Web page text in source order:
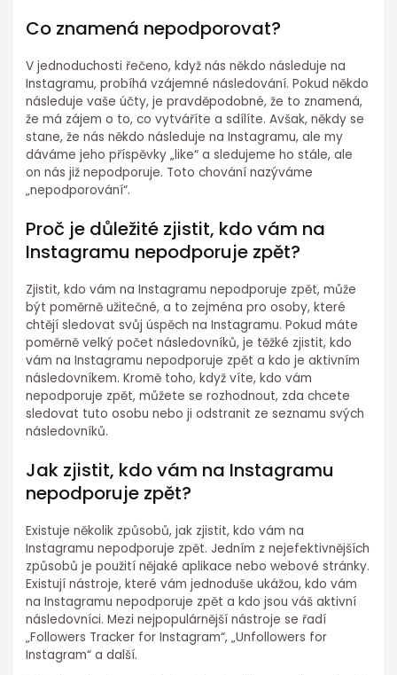
Co znamená nepodporovat?
V jednoduchosti řečeno, když nás někdo následuje na
Instagramu, probíhá vzájemné následování. Pokud někdo
následuje vaše účty, je pravděpodobné, že to znamená,
že má zájem o to, co vytváříte a sdílíte. Avšak, někdy se
stane, že nás někdo následuje na Instagramu, ale my
dáváme jeho příspěvky „like“ a sledujeme ho stále, ale
on nás již nepodporuje. Toto chování nazýváme
„nepodporování“.
Proč je důležité zjistit, kdo vám na
Instagramu nepodporuje zpět?
Zjistit, kdo vám na Instagramu nepodporuje zpět, může
být poměrně užitečné, a to zejména pro osoby, které
chtějí sledovat svůj úspěch na Instagramu. Pokud máte
poměrně velký počet následovníků, je těžké zjistit, kdo
vám na Instagramu nepodporuje zpět a kdo je aktivním
následovníkem. Kromě toho, když víte, kdo vám
nepodporuje zpět, můžete se rozhodnout, zda chcete
sledovat tuto osobu nebo ji odstranit ze seznamu svých
následovníků.
Jak zjistit, kdo vám na Instagramu
nepodporuje zpět?
Existuje několik způsobů, jak zjistit, kdo vám na
Instagramu nepodporuje zpět. Jedním z nejefektivnějších
způsobů je použití nějaké aplikace nebo webové stránky.
Existují nástroje, které vám jednoduše ukážou, kdo vám
na Instagramu nepodporuje zpět a kdo jsou váš aktivní
následovníci. Mezi nejpopulárnější nástroje se řadí
„Followers Tracker for Instagram“, „Unfollowers for
Instagram“ a další.